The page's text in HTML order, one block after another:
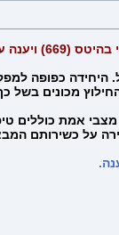
של צה"ל.
מכונים בשל
אמת כוללים
על כשירותם